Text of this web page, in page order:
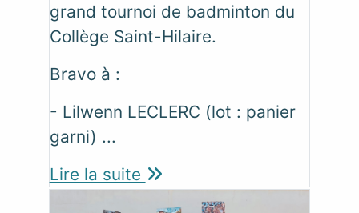
grand tournoi de badminton du
Collège Saint-Hilaire.
Bravo à :
- Lilwenn LECLERC (lot : panier
garni) ...
Lire la suite